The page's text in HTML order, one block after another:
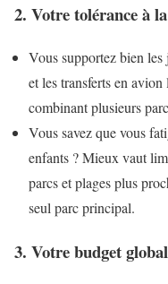
2. Votre tolérance à
Vous supportez bien
et les transferts en
combinant plusieurs
Vous savez que vous
enfants ? Mieux vaut
parcs et plages plus
seul parc principal.
3. Votre budget global